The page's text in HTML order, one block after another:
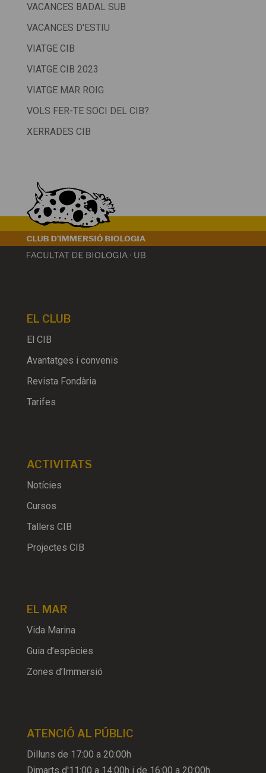
VACANCES BADAL SUB
VACANCES D'ESTIU
VIATGE CIB
VIATGE CIB 2023
VIATGE MAR ROIG
VOLS FER-TE SOCI DEL CIB?
XERRADES CIB
EL CLUB
El CIB
Avantatges i convenis
Revista Fondària
Tarifes
ACTIVITATS
Notícies
Cursos
Tallers CIB
Projectes CIB
EL MAR
Vida Marina
Guia d’espècies
Zones d’Immersió
ATENCIÓ AL PÚBLIC
Dilluns de 17:00 a 20:00h
Dimarts d'11:00 a 14:00h i de 16:00 a 20:00h